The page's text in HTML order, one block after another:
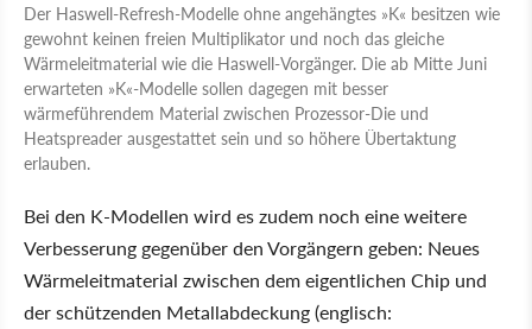
Der Haswell-Refresh-Modelle ohne angehängtes »K« besitzen wie
gewohnt keinen freien Multiplikator und noch das gleiche
Wärmeleitmaterial wie die Haswell-Vorgänger. Die ab Mitte Juni
erwarteten »K«-Modelle sollen dagegen mit besser
wärmeführendem Material zwischen Prozessor-Die und
Heatspreader ausgestattet sein und so höhere Übertaktung
erlauben.
Bei den K-Modellen wird es zudem noch eine weitere
Verbesserung gegenüber den Vorgängern geben: Neues
Wärmeleitmaterial zwischen dem eigentlichen Chip und
der schützenden Metallabdeckung (englisch: